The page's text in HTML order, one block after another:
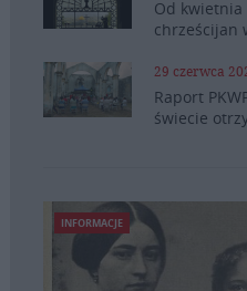
Od kwietnia
chrześcijan
29 czerwca
Raport
świecie
INFORMACJE